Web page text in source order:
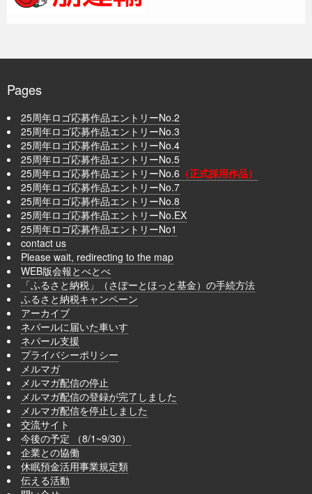
Pages
25周年ロゴ応募作品エントリーNo.2
25周年ロゴ応募作品エントリーNo.3
25周年ロゴ応募作品エントリーNo.4
25周年ロゴ応募作品エントリーNo.5
25周年ロゴ応募作品エントリーNo.6 （正式採用作品）
25周年ロゴ応募作品エントリーNo.7
25周年ロゴ応募作品エントリーNo.8
25周年ロゴ応募作品エントリーNo.EX
25周年ロゴ応募作品エントリーNo1
contact us
Please wait, redirecting to the map
WEB版会報とべとべ
「ふるさと納税」（さぽーとほっと基金）の手続方法
ふるさと納税キャンペーン
アーカイブ
ネパールに届いた車いす
ネパール支援
プライバシーポリシー
メルマガ
メルマガ配信の停止
メルマガ配信の登録が完了しました
メルマガ配信を停止しました
交流サイト
今後の予定 （8/1~9/30）
企業との協働
休眠預金活用事業規定類
伝える活動